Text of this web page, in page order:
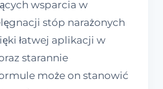
wsparcia w
stóp narażonych
łatwej aplikacji w
starannie
może on stanowić